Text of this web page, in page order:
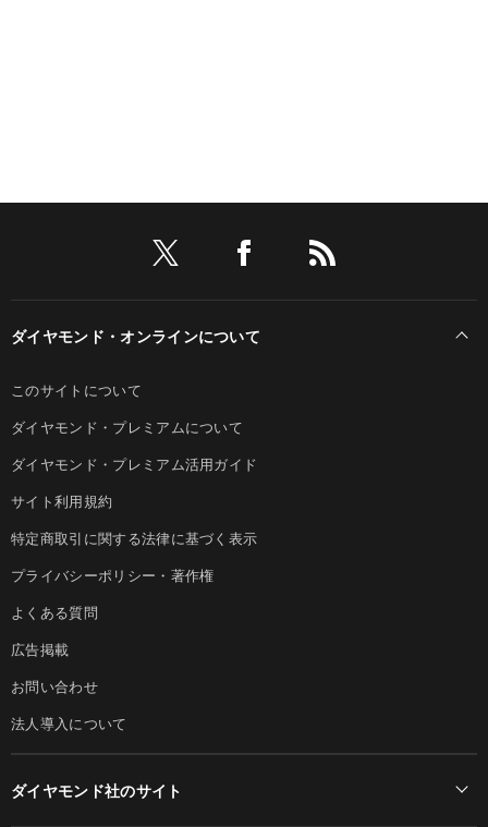
ダイヤモンド・オンラインについて
このサイトについて
ダイヤモンド・プレミアムについて
ダイヤモンド・プレミアム活用ガイド
サイト利用規約
特定商取引に関する法律に基づく表示
プライバシーポリシー・著作権
よくある質問
広告掲載
お問い合わせ
法人導入について
ダイヤモンド社のサイト